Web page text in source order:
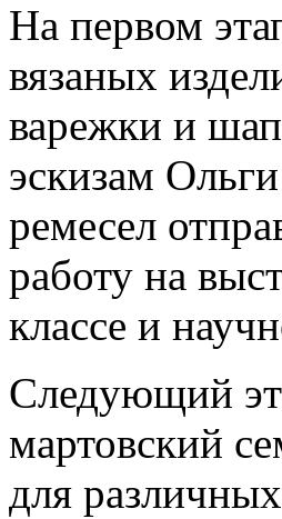
На первом
вязаных
варежки и
эскизам
ремесел
работу на
классе и
Следующий
мартовский
для